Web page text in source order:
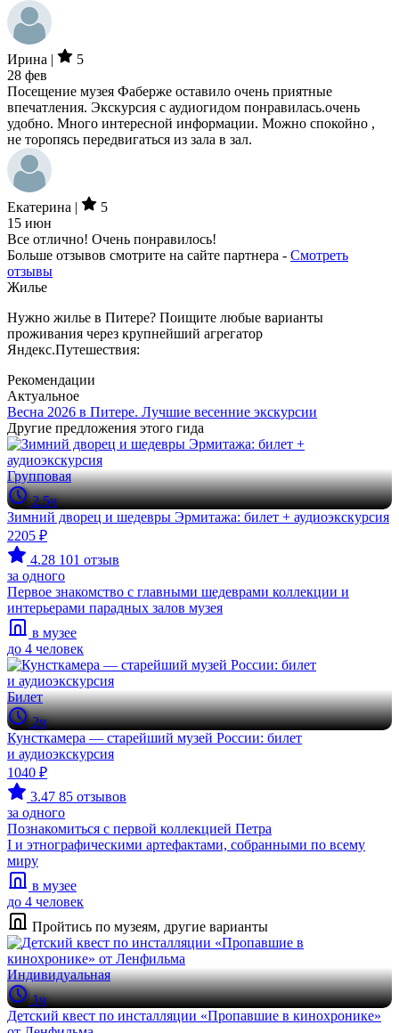
Ирина |
5
28 фев
Посещение музея Фаберже оставило очень приятные
впечатления. Экскурсия с аудиогидом понравилась.очень
удобно. Много интересной информации. Можно спокойно ,
не торопясь передвигаться из зала в зал.
Екатерина |
5
15 июн
Все отлично! Очень понравилось!
Больше отзывов смотрите на сайте партнера - Смотреть
отзывы
Жилье
Нужно жилье в Питере? Поищите любые варианты
проживания через крупнейший агрегатор
Яндекс.Путешествия:
Рекомендации
Актуальное
Весна 2026 в Питере. Лучшие весенние экскурсии
Другие предложения этого гида
Групповая
2.5ч
Зимний дворец и шедевры Эрмитажа: билет + аудиоэкскурсия
2205 ₽
4.28 101 отзыв
за одного
Первое знакомство с главными шедеврами коллекции и
интерьерами парадных залов музея
в музее
до 4 человек
Билет
2ч
Кунсткамера — старейший музей России: билет
и аудиоэкскурсия
1040 ₽
3.47 85 отзывов
за одного
Познакомиться с первой коллекцией Петра
I и этнографическими артефактами, собранными по всему
миру
в музее
до 4 человек
Пройтись по музеям, другие варианты
Индивидуальная
1ч
Детский квест по инсталляции «Пропавшие в кинохронике»